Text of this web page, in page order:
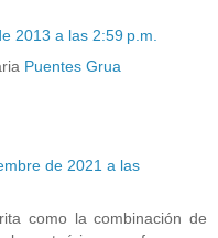
2013 a las 2:59 p.m.
Puentes Grua
de 2021 a las
como la combinación de